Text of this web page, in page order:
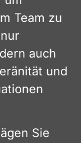
Team zu
auch
und
Sie